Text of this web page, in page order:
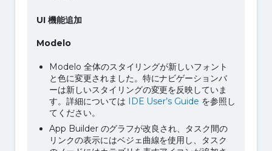
UI 機能追加
Modelo
Modelo 全体のスタイリングが新しいフォント
と色に変更されました。特にナビゲーションバ
ーは新しいスタイリングの変更を反映していま
す。詳細については IDE User’s Guide を参照し
てください。
App Builder のグラフが改良され、タスク間の
リンクの表示にはベジェ曲線を使用し、タスク